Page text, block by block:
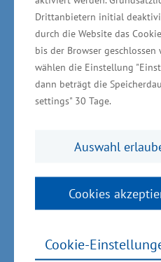
Drittanbietern initial
durch die Website das
bis der Browser geschlossen
wählen die Einstellung
dann beträgt die
settings" 30 Tage.
Auswahl
Cookies
Cookie-
auf die drei
Biotechnologie,
sowie auf die zwei
Informations- und
Bioökonomie gelegt.
Dieser Flyer enthält
die Akteure,
Erneuerbare Energien -